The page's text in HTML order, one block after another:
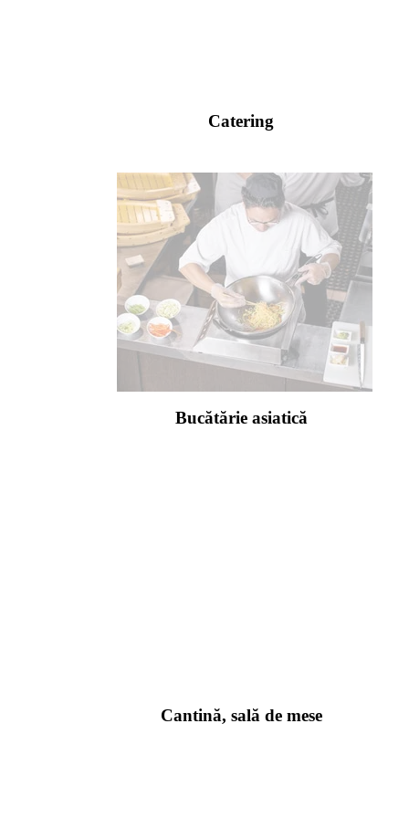
Catering
Bucătărie asiatică
Cantină, sală de mese